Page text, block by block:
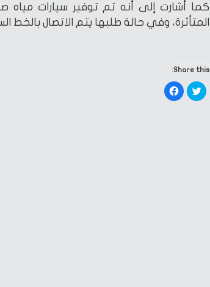
كما أشارت إلى أنه تم توفير سيارات مياه
المتأثرة، وفي حالة طلبها يتم الاتصال بالخط الساخن 125 من التليفون
Share this:
Click
to
share
Click
to